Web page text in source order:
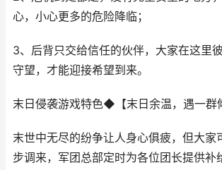
心，小心更多的危险降临；
3、后背只交给信任的伙伴，大家在这里
守望，才能迎接希望到来。
末日侵袭游戏特色◆【末日余温，遇一群
末世中无尽的纷争让人身心俱疲，但大家
步调来，军团总部定时为各位团长提供补